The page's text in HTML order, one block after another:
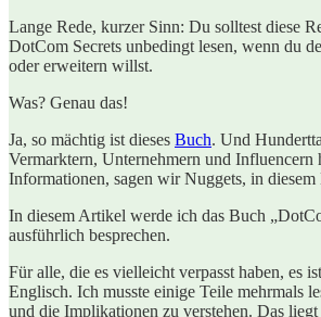
Lange Rede, kurzer Sinn: Du solltest diese
DotCom Secrets unbedingt lesen, wenn du
oder erweitern willst.
Was? Genau das!
Ja, so mächtig ist dieses Buch. Und
Vermarktern, Unternehmern und Influencern
Informationen, sagen wir Nuggets, in
In diesem Artikel werde ich das Buch
ausführlich besprechen.
Für alle, die es vielleicht verpasst haben, es
Englisch. Ich musste einige Teile mehrmals
und die Implikationen zu verstehen. Das liegt